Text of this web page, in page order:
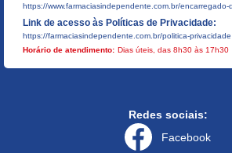
https://www.farmaciasindependente.com.br/encarregado-
Link de acesso às Políticas de Privacidade:
https://farmaciasindependente.com.br/politica-privacidade
Horário de atendimento: Dias úteis, das 8h30 às 17h30
Redes sociais:
Facebook